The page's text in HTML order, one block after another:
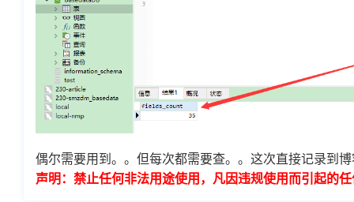
偶尔需要用到。。但每次都需要查。。这次直接记录到
声明：禁止任何非法用途使用，凡因违规使用而引起的